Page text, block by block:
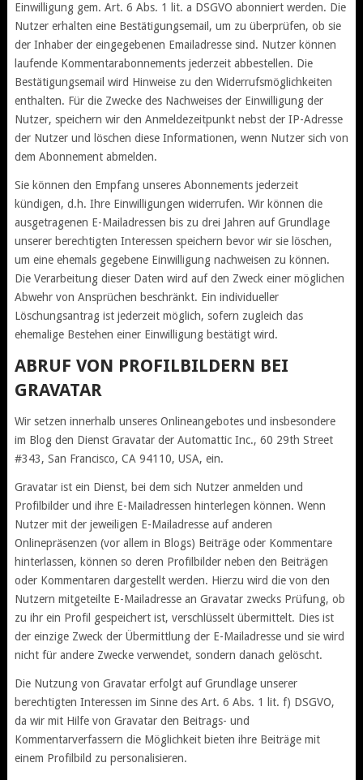
Einwilligung gem. Art. 6 Abs. 1 lit. a DSGVO abonniert werden. Die
Nutzer erhalten eine Bestätigungsemail, um zu überprüfen, ob sie
der Inhaber der eingegebenen Emailadresse sind. Nutzer können
laufende Kommentarabonnements jederzeit abbestellen. Die
Bestätigungsemail wird Hinweise zu den Widerrufsmöglichkeiten
enthalten. Für die Zwecke des Nachweises der Einwilligung der
Nutzer, speichern wir den Anmeldezeitpunkt nebst der IP-Adresse
der Nutzer und löschen diese Informationen, wenn Nutzer sich von
dem Abonnement abmelden.
Sie können den Empfang unseres Abonnements jederzeit
kündigen, d.h. Ihre Einwilligungen widerrufen. Wir können die
ausgetragenen E-Mailadressen bis zu drei Jahren auf Grundlage
unserer berechtigten Interessen speichern bevor wir sie löschen,
um eine ehemals gegebene Einwilligung nachweisen zu können.
Die Verarbeitung dieser Daten wird auf den Zweck einer möglichen
Abwehr von Ansprüchen beschränkt. Ein individueller
Löschungsantrag ist jederzeit möglich, sofern zugleich das
ehemalige Bestehen einer Einwilligung bestätigt wird.
ABRUF VON PROFILBILDERN BEI
GRAVATAR
Wir setzen innerhalb unseres Onlineangebotes und insbesondere
im Blog den Dienst Gravatar der Automattic Inc., 60 29th Street
#343, San Francisco, CA 94110, USA, ein.
Gravatar ist ein Dienst, bei dem sich Nutzer anmelden und
Profilbilder und ihre E-Mailadressen hinterlegen können. Wenn
Nutzer mit der jeweiligen E-Mailadresse auf anderen
Onlinepräsenzen (vor allem in Blogs) Beiträge oder Kommentare
hinterlassen, können so deren Profilbilder neben den Beiträgen
oder Kommentaren dargestellt werden. Hierzu wird die von den
Nutzern mitgeteilte E-Mailadresse an Gravatar zwecks Prüfung, ob
zu ihr ein Profil gespeichert ist, verschlüsselt übermittelt. Dies ist
der einzige Zweck der Übermittlung der E-Mailadresse und sie wird
nicht für andere Zwecke verwendet, sondern danach gelöscht.
Die Nutzung von Gravatar erfolgt auf Grundlage unserer
berechtigten Interessen im Sinne des Art. 6 Abs. 1 lit. f) DSGVO,
da wir mit Hilfe von Gravatar den Beitrags- und
Kommentarverfassern die Möglichkeit bieten ihre Beiträge mit
einem Profilbild zu personalisieren.